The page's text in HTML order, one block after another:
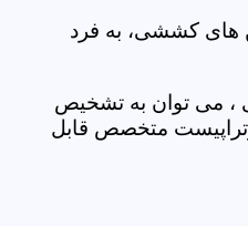
های کششی، به فرد
، می توان به تشخیص
متخصص قابل